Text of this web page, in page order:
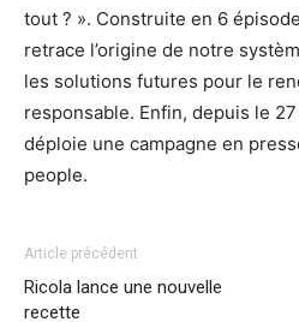
tout ? ». Construite en 6
retrace l’origine de notre
les solutions futures pour le
responsable. Enfin, depuis le 27
déploie une campagne en
people.
Article précédent
Ricola lance une nouvelle
recette